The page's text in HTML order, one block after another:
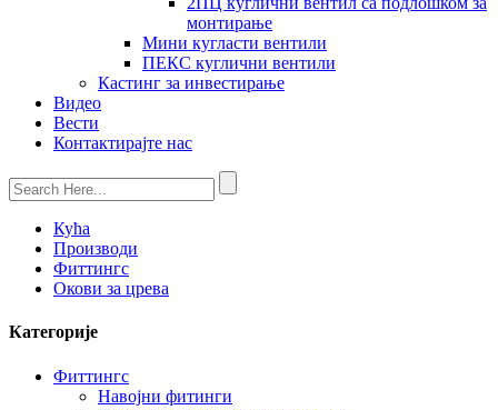
монтирање
Мини кугласти вентили
ПЕКС куглични вентили
Кастинг за инвестирање
Видео
Вести
Контактирајте нас
Кућа
Производи
Фиттингс
Окови за црева
Категорије
Фиттингс
Навојни фитинги